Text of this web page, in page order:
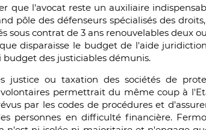
que l'avocat reste un auxiliaire
pôle des défenseurs spécialisés des
sous contrat de 3 ans renouvelables deux
disparaisse le budget de l'aide
des justiciables démunis.
ou taxation des sociétés de
permettrait du même coup à
par les codes de procédures et
personnes en difficulté financière.